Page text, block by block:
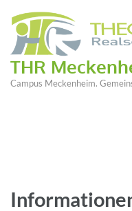
THR
Campus Meckenheim.